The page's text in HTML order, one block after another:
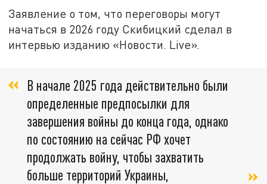
Заявление о том, что переговоры могут
начаться в 2026 году Скибицкий сделал в
интервью изданию «Новости. Live».
В начале 2025 года действительно были
определенные предпосылки для
завершения войны до конца года, однако
по состоянию на сейчас РФ хочет
продолжать войну, чтобы захватить
больше территорий Украины,